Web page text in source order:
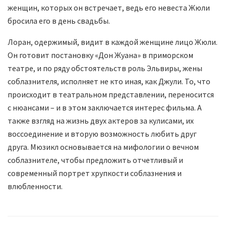
женщин, которых он встречает, ведь его невеста Жюли
бросила его в день свадьбы.
Лоран, одержимый, видит в каждой женщине лицо Жюли.
Он готовит постановку «Дон Жуана» в приморском
театре, и по ряду обстоятельств роль Эльвиры, жены
соблазнителя, исполняет не кто иная, как Джули. То, что
происходит в театральном представлении, переносится
с нюансами – и в этом заключается интерес фильма. А
также взгляд на жизнь двух актеров за кулисами, их
воссоединение и вторую возможность любить друг
друга. Мюзикл основывается на мифологии о вечном
соблазнителе, чтобы предложить отчетливый и
современный портрет хрупкости соблазнения и
влюбленности.